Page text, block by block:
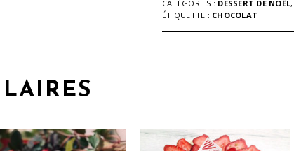
CATÉGORIES : DESSERT DE NOËL,
ÉTIQUETTE : CHOCOLAT